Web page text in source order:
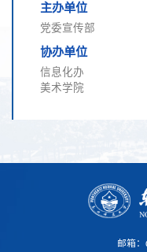
主办单位
党委宣传部
协办单位
信息化办
美术学院
邮箱